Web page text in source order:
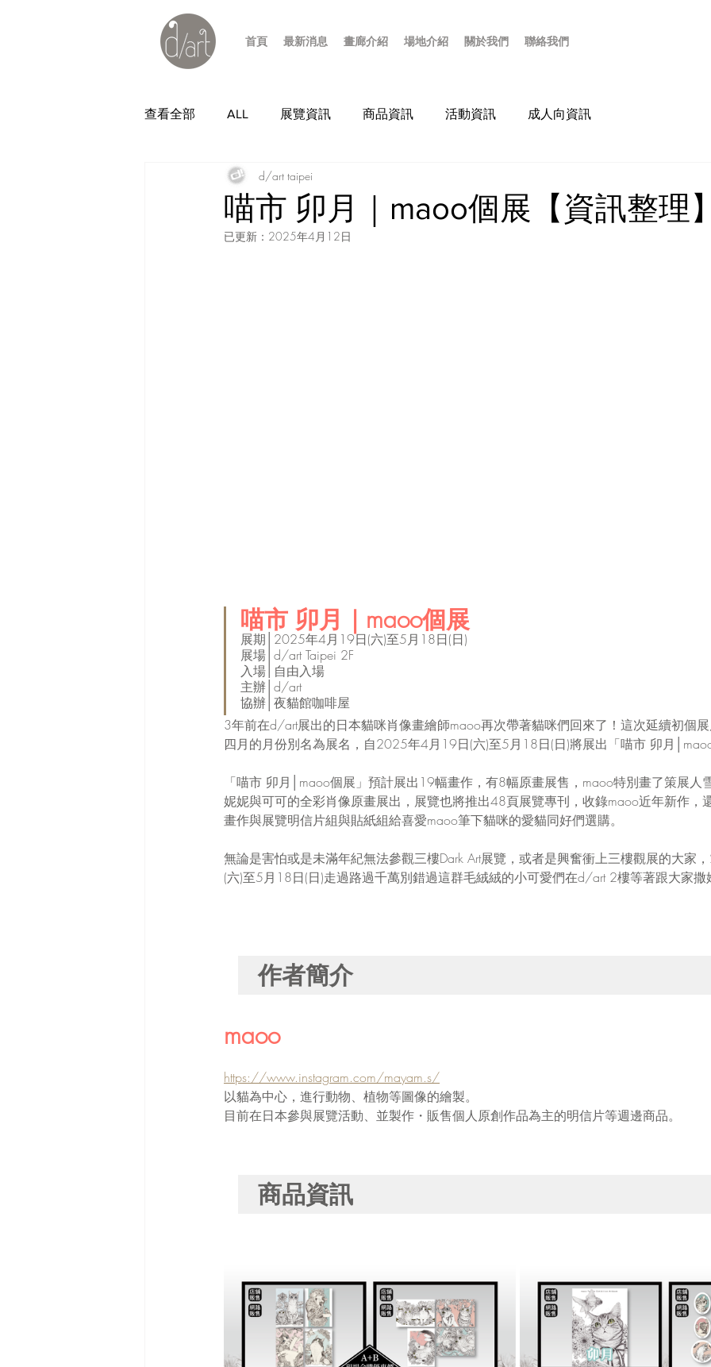
首頁 最新消息 畫廊介紹 場地介紹 關於我們 聯絡我們
查看全部 ALL 展覽資訊 商品資訊 活動資訊 成人向資訊
喵市 卯月｜maoo個展【資訊整理
d/art taipei
已更新： 2025年4月12日
喵市 卯月｜maoo個展
展期│2025年4月19日(六)至5月18日(日)
展場│d/art Taipei 2F
入場│自由入場
主辦│d/art
協辦│夜貓館咖啡屋
3年前在d/art展出的日本貓咪肖像畫繪師maoo再次帶著貓咪們回來了！這次延續初個
四月的月份別名為展名，自2025年4月19日(六)至5月18日(日)將展出「喵市 卯月
「喵市 卯月│maoo個展」預計展出19幅畫作，有8幅原畫展售，maoo特別畫了策展人
妮妮與可可的全彩肖像原畫展出，展覽也將推出48頁展覽專刊，收錄maoo近年新作，
畫作與展覽明信片組與貼紙組給喜愛maoo筆下貓咪的愛貓同好們選購。
無論是害怕或是未滿年紀無法參觀三樓Dark Art展覽，或者是興奮衝上三樓觀展的大家
(六)至5月18日(日)走過路過千萬別錯過這群毛絨絨的小可愛們在d/art 2樓等著跟大家撒
作者簡介
maoo
https://www.instagram.com/mayam.s/
以貓為中心，進行動物、植物等圖像的繪製。
目前在日本參與展覽活動、並製作・販售個人原創作品為主的明信片等週邊商品。
商品資訊